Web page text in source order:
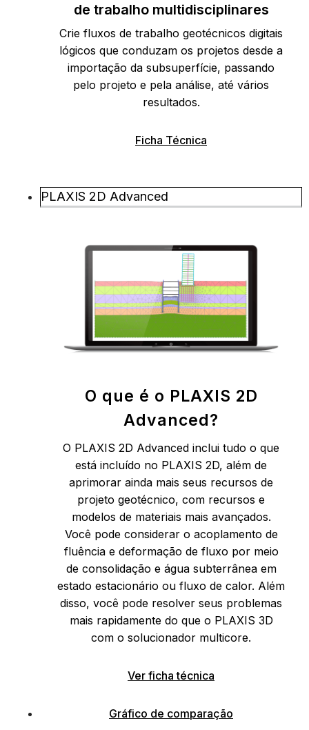
de trabalho multidisciplinares
Crie fluxos de trabalho geotécnicos digitais
lógicos que conduzam os projetos desde a
importação da subsuperfície, passando
pelo projeto e pela análise, até vários
resultados.
Ficha Técnica
PLAXIS 2D Advanced
O que é o PLAXIS 2D
Advanced?
O PLAXIS 2D Advanced inclui tudo o que
está incluído no PLAXIS 2D, além de
aprimorar ainda mais seus recursos de
projeto geotécnico, com recursos e
modelos de materiais mais avançados.
Você pode considerar o acoplamento de
fluência e deformação de fluxo por meio
de consolidação e água subterrânea em
estado estacionário ou fluxo de calor. Além
disso, você pode resolver seus problemas
mais rapidamente do que o PLAXIS 3D
com o solucionador multicore.
Ver ficha técnica
Gráfico de comparação